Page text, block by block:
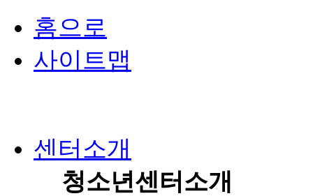
홈으로
사이트맵
센터소개
청소년센터소개